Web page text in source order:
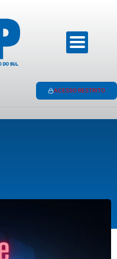
ACESSO RESTRITO